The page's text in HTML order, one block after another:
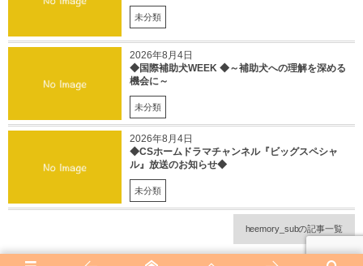
未分類
2026年8月4日
◆国際補助犬WEEK ◆～補助犬への理解を深める
機会に～
未分類
2026年8月4日
◆CSホームドラマチャンネル『ビッグスペシャ
ル』放送のお知らせ◆
未分類
heemory_subの記事一覧